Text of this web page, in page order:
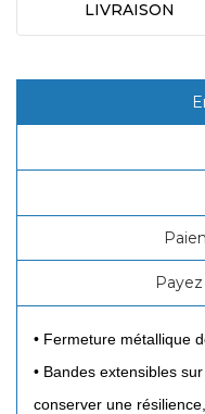
LIVRAISON
• Fermeture métallique
• Bandes extensibles
conserver une